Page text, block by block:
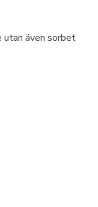
utan även sorbet